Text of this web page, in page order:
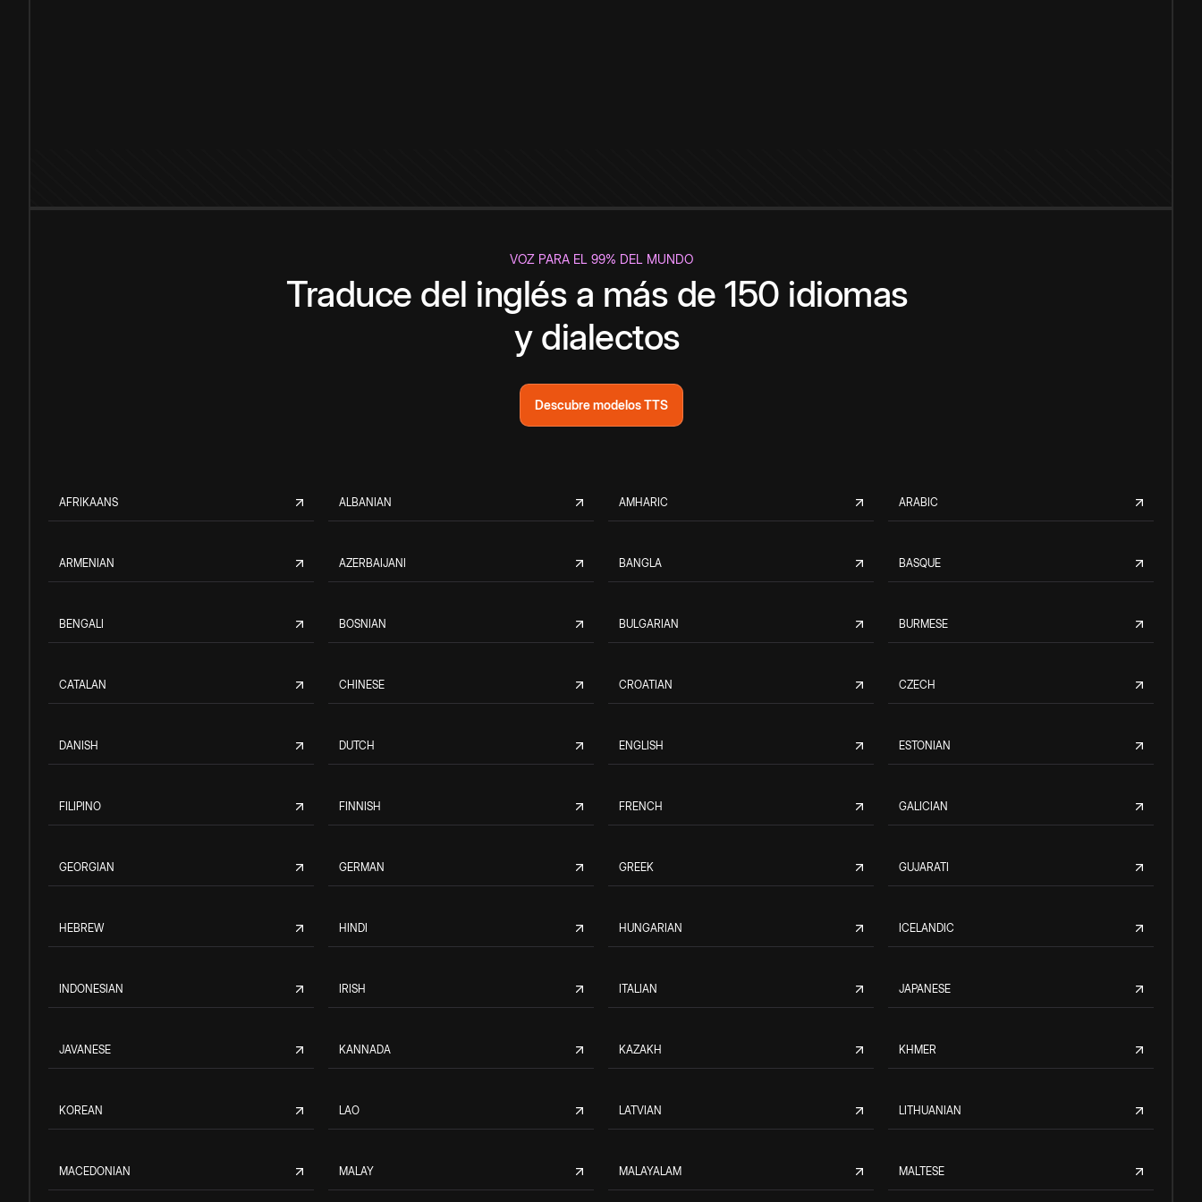
VOZ PARA EL 99% DEL MUNDO
Traduce del inglés a más de 150 idiomas
y dialectos
Descubre modelos TTS
AFRIKAANS ALBANIAN AMHARIC ARABIC
ARMENIAN AZERBAIJANI BANGLA BASQUE
BENGALI BOSNIAN BULGARIAN BURMESE
CATALAN CHINESE CROATIAN CZECH
DANISH DUTCH ENGLISH ESTONIAN
FILIPINO FINNISH FRENCH GALICIAN
GEORGIAN GERMAN GREEK GUJARATI
HEBREW HINDI HUNGARIAN ICELANDIC
INDONESIAN IRISH ITALIAN JAPANESE
JAVANESE KANNADA KAZAKH KHMER
KOREAN LAO LATVIAN LITHUANIAN
MACEDONIAN MALAY MALAYALAM MALTESE